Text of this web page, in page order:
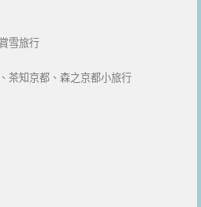
雪旅行
茶知京都、森之京都小旅行